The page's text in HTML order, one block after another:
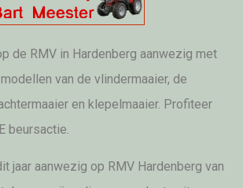
de RMV in Hardenberg aanwezig met
van de vlindermaaier, de
en klepelmaaier. Profiteer
beursactie.
jaar aanwezig op RMV Hardenberg van